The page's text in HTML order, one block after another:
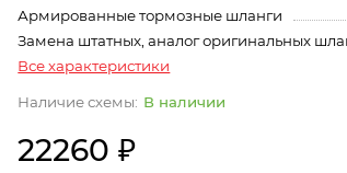
Армированные тормозные шланги
Замена штатных, аналог оригинальных
Все характеристики
В наличии
22260 ₽